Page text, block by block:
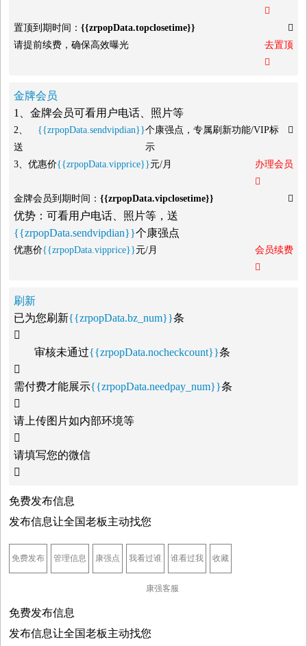

置顶到期时间： {{zrpopData.topclosetime}}

请提前续费，确保高效曝光
去置顶

金牌会员
1、金牌会员可看用户电话、照片等
2、
送
{{zrpopData.sendvipdian}}个康强点，专属刷新功能/VIP标
示

3、优惠价{{zrpopData.vipprice}}元/月
办理会员

金牌会员到期时间： {{zrpopData.vipclosetime}} 
优势：可看用户电话、照片等，送
{{zrpopData.sendvipdian}}个康强点
优惠价{{zrpopData.vipprice}}元/月
会员续费

刷新
已为您刷新{{zrpopData.bz_num}}条

审核未通过{{zrpopData.nocheckcount}}条

需付费才能展示{{zrpopData.needpay_num}}条

请上传图片如内部环境等

请填写您的微信

免费发布信息
发布信息让全国老板主动找您
免费发布 管理信息 康强点 我看过谁 谁看过我 收藏
康强客服
免费发布信息
发布信息让全国老板主动找您